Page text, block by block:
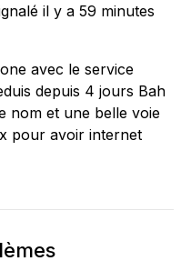
il y a 59 minutes
avec le service
depuis 4 jours Bah
nom et une belle voie
pour avoir internet